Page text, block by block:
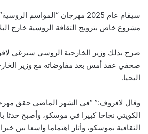
سيقام عام 2025 مهرجان “المواسم
مشروع خاص بترويج الثقافة الروسية خارج
صرح بذلك وزير الخارجية الروسي سيرغي
صحفي عقد أمس بعد مفاوضاته مع وزير
اليحيا.
وقال لافروف:” “في الشهر الماضي حقق
الكويتي نجاحا كبيرا في موسكو، وأصبح حدثا
الثقافية بموسكو، وأثار اهتماما واسعا بين